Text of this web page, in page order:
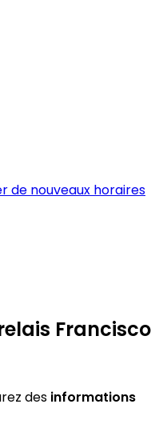
de nouveaux horaires
Francisco
des informations